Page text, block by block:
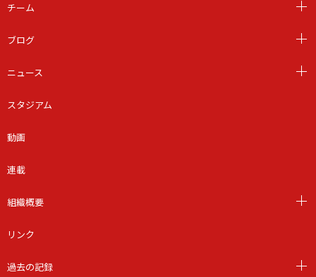
チーム
ブログ
ニュース
スタジアム
動画
連載
組織概要
リンク
過去の記録